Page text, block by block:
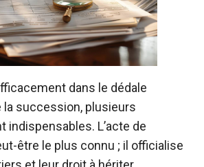
dans le dédale
succession, plusieurs
indispensables. L’acte de
être le plus connu ; il officialise